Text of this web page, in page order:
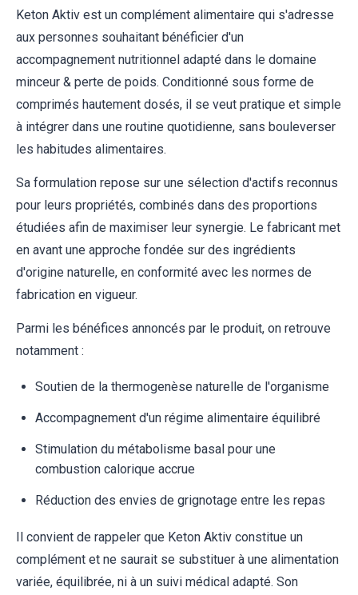
Keton Aktiv est un complément alimentaire qui s'adresse
aux personnes souhaitant bénéficier d'un
accompagnement nutritionnel adapté dans le domaine
minceur & perte de poids. Conditionné sous forme de
comprimés hautement dosés, il se veut pratique et simple
à intégrer dans une routine quotidienne, sans bouleverser
les habitudes alimentaires.
Sa formulation repose sur une sélection d'actifs reconnus
pour leurs propriétés, combinés dans des proportions
étudiées afin de maximiser leur synergie. Le fabricant met
en avant une approche fondée sur des ingrédients
d'origine naturelle, en conformité avec les normes de
fabrication en vigueur.
Parmi les bénéfices annoncés par le produit, on retrouve
notamment :
Soutien de la thermogenèse naturelle de l'organisme
Accompagnement d'un régime alimentaire équilibré
Stimulation du métabolisme basal pour une
combustion calorique accrue
Réduction des envies de grignotage entre les repas
Il convient de rappeler que Keton Aktiv constitue un
complément et ne saurait se substituer à une alimentation
variée, équilibrée, ni à un suivi médical adapté. Son